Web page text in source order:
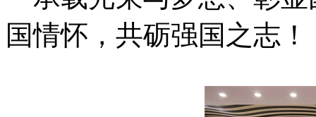
国情怀，共砺强国之志！